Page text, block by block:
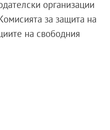
организации
за защита на
на свободния